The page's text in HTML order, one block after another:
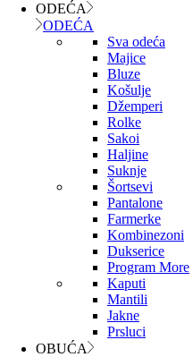
ODEĆA
ODEĆA
Sva odeća
Majice
Bluze
Košulje
Džemperi
Rolke
Sakoi
Haljine
Suknje
Šortsevi
Pantalone
Farmerke
Kombinezoni
Dukserice
Program More
Kaputi
Mantili
Jakne
Prsluci
OBUĆA